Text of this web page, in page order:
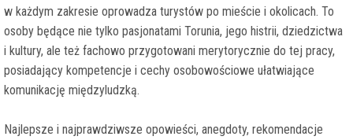
w każdym zakresie oprowadza turystów po mieście i okolicach. To
osoby będące nie tylko pasjonatami Torunia, jego histrii, dziedzictwa
i kultury, ale też fachowo przygotowani merytorycznie do tej pracy,
posiadający kompetencje i cechy osobowościowe ułatwiające
komunikację międzyludzką.
Najlepsze i najprawdziwsze opowieści, anegdoty, rekomendacje